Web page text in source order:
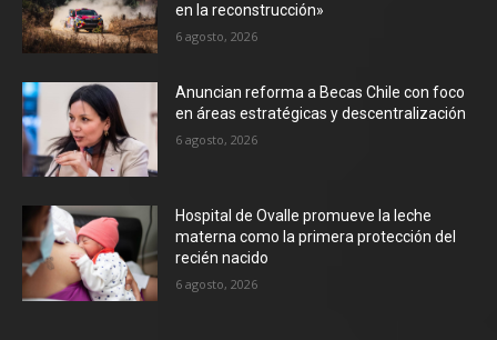
en la reconstrucción»
6 agosto, 2026
Anuncian reforma a Becas Chile con foco
en áreas estratégicas y descentralización
6 agosto, 2026
Hospital de Ovalle promueve la leche
materna como la primera protección del
recién nacido
6 agosto, 2026